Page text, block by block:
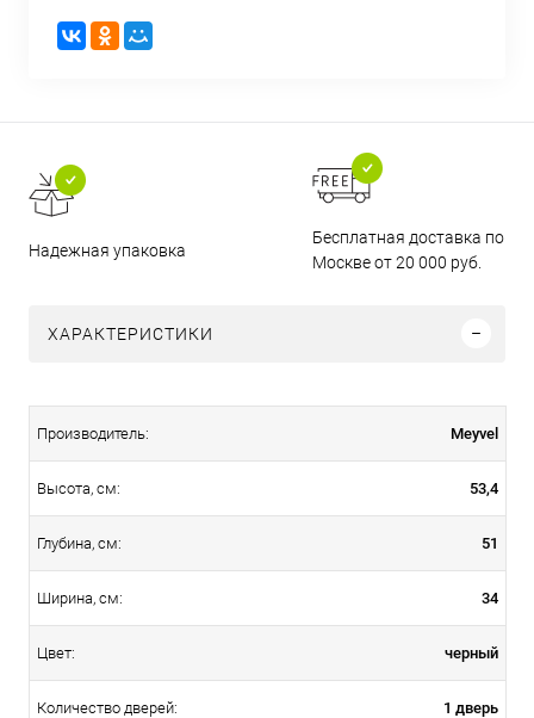
Надежная упаковка
Бесплатная доставка по
Москве от 20 000 руб.
ХАРАКТЕРИСТИКИ
Производитель: Meyvel
Высота, см: 53,4
Глубина, см: 51
Ширина, см: 34
Цвет: черный
Количество дверей: 1 дверь